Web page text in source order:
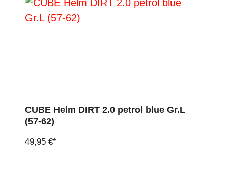
CUBE Helm DIRT 2.0 petrol blue Gr.L
(57-62)
49,95 €*